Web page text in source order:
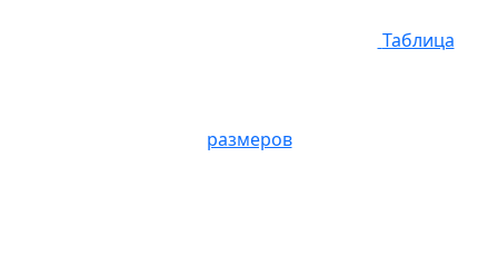
Таблица
размеров